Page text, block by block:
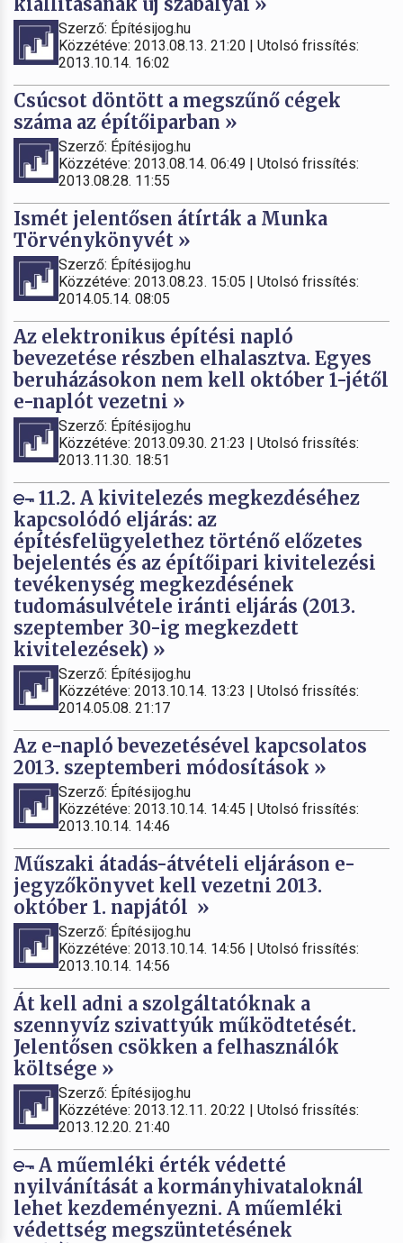
Szerző: Építésijog.hu
Közzétéve: 2013.08.13. 21:20 | Utolsó frissítés:
2013.10.14. 16:02
Csúcsot döntött a megszűnő cégek
száma az építőiparban »
Szerző: Építésijog.hu
Közzétéve: 2013.08.14. 06:49 | Utolsó frissítés:
2013.08.28. 11:55
Ismét jelentősen átírták a Munka
Törvénykönyvét »
Szerző: Építésijog.hu
Közzétéve: 2013.08.23. 15:05 | Utolsó frissítés:
2014.05.14. 08:05
Az elektronikus építési napló
bevezetése részben elhalasztva. Egyes
beruházásokon nem kell október 1-jétől
e-naplót vezetni »
Szerző: Építésijog.hu
Közzétéve: 2013.09.30. 21:23 | Utolsó frissítés:
2013.11.30. 18:51
11.2. A kivitelezés megkezdéséhez
kapcsolódó eljárás: az
építésfelügyelethez történő előzetes
bejelentés és az építőipari kivitelezési
tevékenység megkezdésének
tudomásulvétele iránti eljárás (2013.
szeptember 30-ig megkezdett
kivitelezések) »
Szerző: Építésijog.hu
Közzétéve: 2013.10.14. 13:23 | Utolsó frissítés:
2014.05.08. 21:17
Az e-napló bevezetésével kapcsolatos
2013. szeptemberi módosítások »
Szerző: Építésijog.hu
Közzétéve: 2013.10.14. 14:45 | Utolsó frissítés:
2013.10.14. 14:46
Műszaki átadás-átvételi eljáráson e-
jegyzőkönyvet kell vezetni 2013.
október 1. napjától »
Szerző: Építésijog.hu
Közzétéve: 2013.10.14. 14:56 | Utolsó frissítés:
2013.10.14. 14:56
Át kell adni a szolgáltatóknak a
szennyvíz szivattyúk működtetését.
Jelentősen csökken a felhasználók
költsége »
Szerző: Építésijog.hu
Közzétéve: 2013.12.11. 20:22 | Utolsó frissítés:
2013.12.20. 21:40
A műemléki érték védetté
nyilvánítását a kormányhivataloknál
lehet kezdeményezni. A műemléki
védettség megszüntetésének